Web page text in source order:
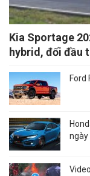
Kia Sportage
hybrid, đối đầu
Ford
ngày